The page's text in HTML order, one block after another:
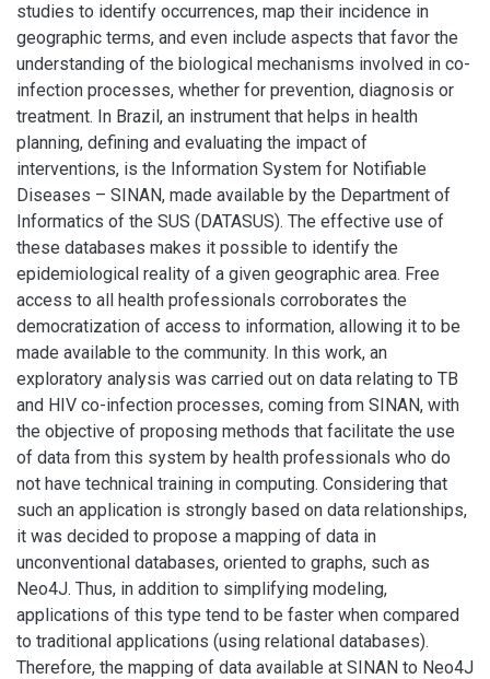
studies to identify occurrences, map their incidence in
geographic terms, and even include aspects that favor the
understanding of the biological mechanisms involved in co-
infection processes, whether for prevention, diagnosis or
treatment. In Brazil, an instrument that helps in health
planning, defining and evaluating the impact of
interventions, is the Information System for Notifiable
Diseases – SINAN, made available by the Department of
Informatics of the SUS (DATASUS). The effective use of
these databases makes it possible to identify the
epidemiological reality of a given geographic area. Free
access to all health professionals corroborates the
democratization of access to information, allowing it to be
made available to the community. In this work, an
exploratory analysis was carried out on data relating to TB
and HIV co-infection processes, coming from SINAN, with
the objective of proposing methods that facilitate the use
of data from this system by health professionals who do
not have technical training in computing. Considering that
such an application is strongly based on data relationships,
it was decided to propose a mapping of data in
unconventional databases, oriented to graphs, such as
Neo4J. Thus, in addition to simplifying modeling,
applications of this type tend to be faster when compared
to traditional applications (using relational databases).
Therefore, the mapping of data available at SINAN to Neo4J